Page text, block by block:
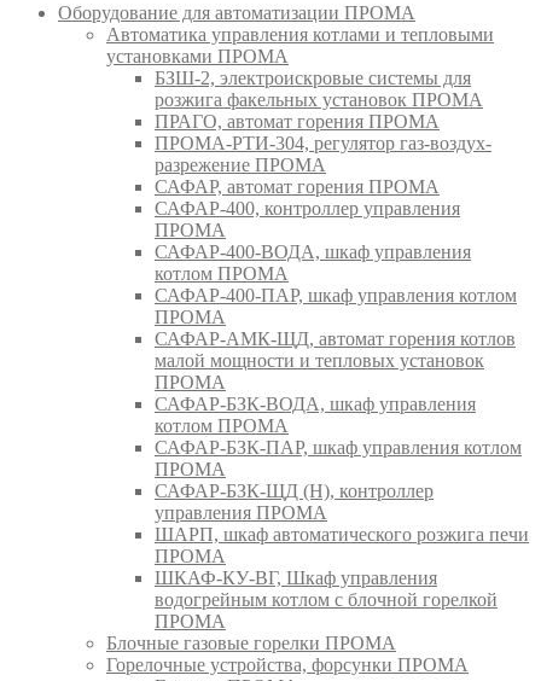
Оборудование для автоматизации ПРОМА
Автоматика управления котлами и тепловыми
установками ПРОМА
БЗШ-2, электроискровые системы для
розжига факельных установок ПРОМА
ПРАГО, автомат горения ПРОМА
ПРОМА-РТИ-304, регулятор газ-воздух-
разрежение ПРОМА
САФАР, автомат горения ПРОМА
САФАР-400, контроллер управления
ПРОМА
САФАР-400-ВОДА, шкаф управления
котлом ПРОМА
САФАР-400-ПАР, шкаф управления котлом
ПРОМА
САФАР-АМК-ЩД, автомат горения котлов
малой мощности и тепловых установок
ПРОМА
САФАР-БЗК-ВОДА, шкаф управления
котлом ПРОМА
САФАР-БЗК-ПАР, шкаф управления котлом
ПРОМА
САФАР-БЗК-ЩД (Н), контроллер
управления ПРОМА
ШАРП, шкаф автоматического розжига печи
ПРОМА
ШКАФ-КУ-ВГ, Шкаф управления
водогрейным котлом с блочной горелкой
ПРОМА
Блочные газовые горелки ПРОМА
Горелочные устройства, форсунки ПРОМА